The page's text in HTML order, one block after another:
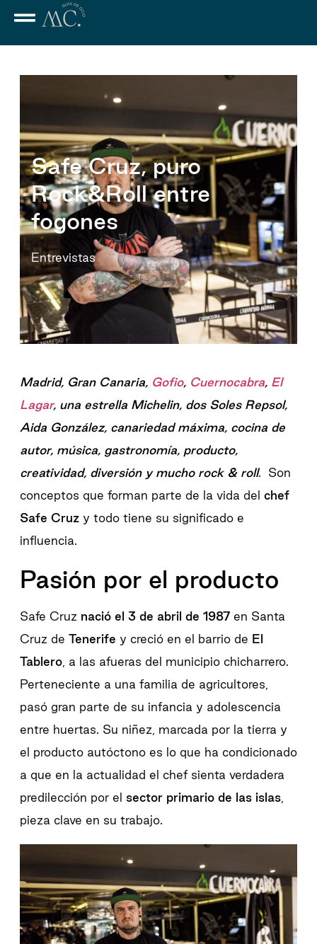
Safe Cruz, puro
Rock&Roll entre
fogones
Entrevistas
Madrid, Gran Canaria, Gofio, Cuernocabra, El
Lagar, una estrella Michelin, dos Soles Repsol,
Aida González, canariedad máxima, cocina de
autor, música, gastronomía, producto,
creatividad, diversión y mucho rock & roll. Son
conceptos que forman parte de la vida del chef
Safe Cruzy todo tiene su significado e
influencia.
Pasión por el producto
Safe Cruz nació el 3 de abril de 1987 en Santa
Cruz de Tenerife y creció en el barrio de El
Tablero, a las afueras del municipio chicharrero.
Perteneciente a una familia de agricultores,
pasó gran parte de su infancia y adolescencia
entre huertas. Su niñez, marcada por la tierra y
el producto autóctono es lo que ha condicionado
a que en la actualidad el chef sienta verdadera
predilección por el sector primario de las islas,
pieza clave en su trabajo.